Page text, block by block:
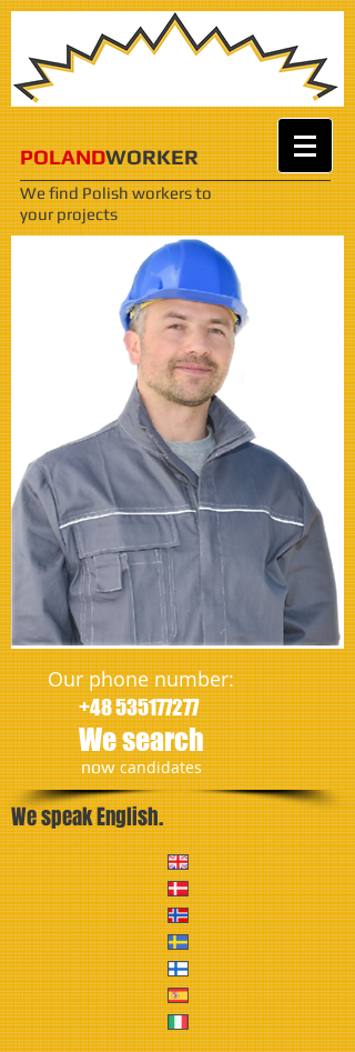
POLANDWORKER
We find Polish workersto
your projects
Our phone number:
+48 535177277
We search
​nowcandidates
We speak English.